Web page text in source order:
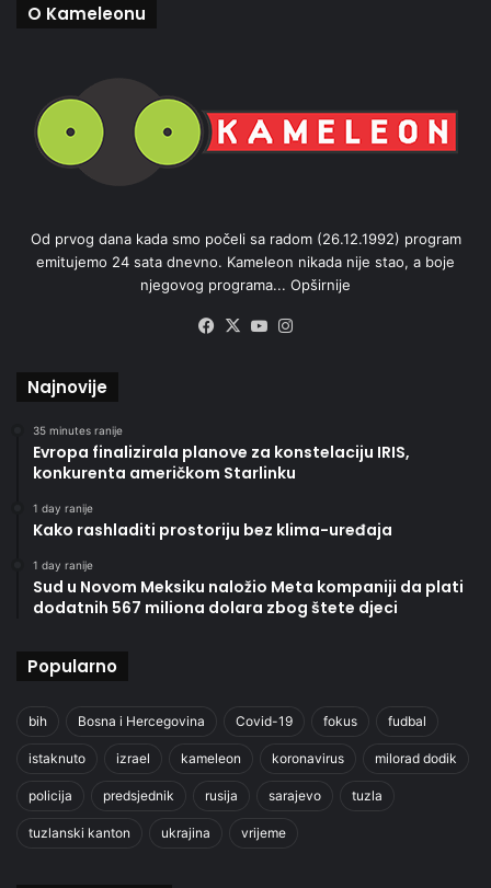
O Kameleonu
Od prvog dana kada smo počeli sa radom (26.12.1992) program
emitujemo 24 sata dnevno. Kameleon nikada nije stao, a boje
njegovog programa... Opširnije
Facebook
X YouTube
Najnovije
35 minutes ranije
Evropa finalizirala planove za konstelaciju IRIS,
konkurenta američkom Starlinku
1 day ranije
Kako rashladiti prostoriju bez klima-uređaja
1 day ranije
Sud u Novom Meksiku naložio Meta kompaniji da plati
dodatnih 567 miliona dolara zbog štete djeci
Popularno
bih Bosna i Hercegovina Covid-19 fokus fudbal
istaknuto izrael kameleon koronavirus milorad dodik
policija predsjednik rusija sarajevo tuzla
tuzlanski kanton ukrajina vrijeme